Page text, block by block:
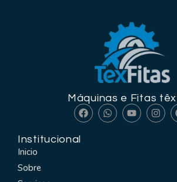
Máquinas e Fitas
Institucional
Inicio
Sobre